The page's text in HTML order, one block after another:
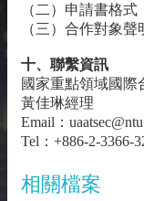
（二）申請書格式
（三）合作對象聲
十、聯繫資訊
國家重點領域國際
黃佳琳經理
Email：
Tel：+886-2-3366-
相關檔案